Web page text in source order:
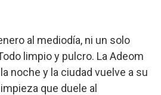
al mediodía, ni un solo
limpio y pulcro. La Adeom
noche y la ciudad vuelve a su
que duele al